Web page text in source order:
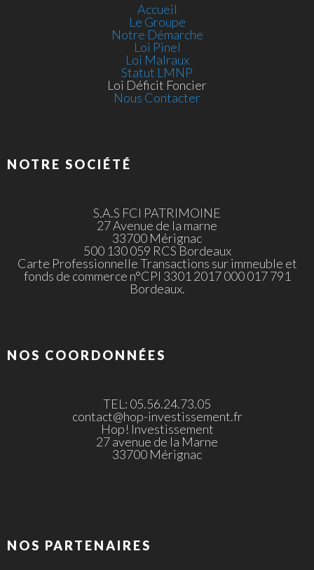
Accueil
Le Groupe
Notre Démarche
Loi Pinel
Loi Malraux
Statut LMNP
Loi Déficit Foncier
Nous Contacter
NOTRE SOCIÉTÉ
S.A.S FCI PATRIMOINE
27 Avenue de la marne
33700 Mérignac
500 130 059 RCS Bordeaux
Carte Professionnelle Transactions sur immeuble et
fonds de commerce n°CPI 3301 2017 000 017 791
Bordeaux.
NOS COORDONNÉES
TEL: 05.56.24.73.05
contact@hop-investissement.fr
Hop! Investissement
27 avenue de la Marne
33700 Mérignac
NOS PARTENAIRES